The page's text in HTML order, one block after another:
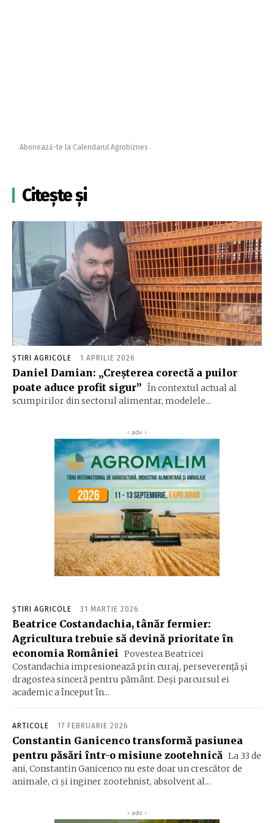
Abonează-te la Calendarul Agrobiznes
Citește și
ȘTIRI AGRICOLE 1 APRILIE 2026
Daniel Damian: „Creșterea corectă a puilor
poate aduce profit sigur” În contextul actual al
scumpirilor din sectorul alimentar, modelele...
‹ adv ›
ȘTIRI AGRICOLE 31 MARTIE 2026
Beatrice Costandachia, tânăr fermier:
Agricultura trebuie să devină prioritate în
economia României Povestea Beatricei
Costandachia impresionează prin curaj, perseverență și
dragostea sinceră pentru pământ. Deși parcursul ei
academic a început în...
ARTICOLE 17 FEBRUARIE 2026
Constantin Ganicenco transformă pasiunea
pentru păsări într-o misiune zootehnică La 33 de
ani, Constantin Ganicenco nu este doar un crescător de
animale, ci și inginer zootehnist, absolvent al...
‹ adv ›